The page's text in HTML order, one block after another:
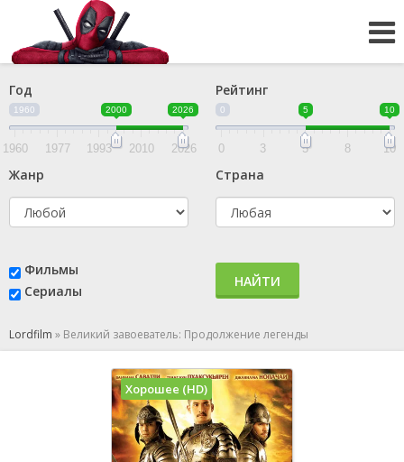
Год
1960 2000 2026
1960 1977 1993 2010 2026
Рейтинг
0 5 10
0 3 5 8 10
Жанр Страна
Фильмы
Сериалы
НАЙТИ
Lordfilm » Великий завоеватель: Продолжение легенды
Хорошее (HD)